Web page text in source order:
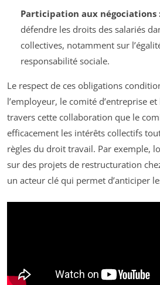
Participation aux négociations
défendre les droits des salariés
collectives, notamment sur
responsabilité sociale.
Le respect de ces obligations
l’employeur, le comité d’entreprise et
travers cette collaboration que le
efficacement les intérêts collectifs
règles du droit travail. Par exemple,
sur des projets de restructuration
un acteur clé qui permet d’anticiper